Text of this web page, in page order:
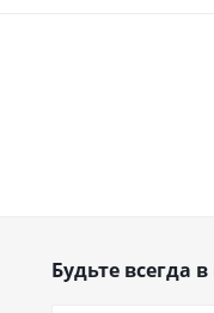
Будьте всегда в